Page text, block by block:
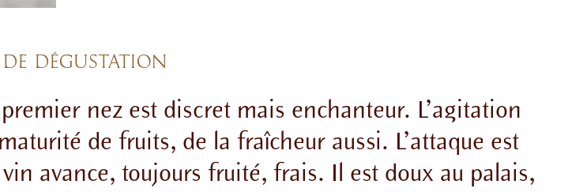
DÉGUSTATION
nez est discret mais enchanteur. L’agitation
de fruits, de la fraîcheur aussi. L’attaque est
vin avance, toujours fruité, frais. Il est doux au palais,